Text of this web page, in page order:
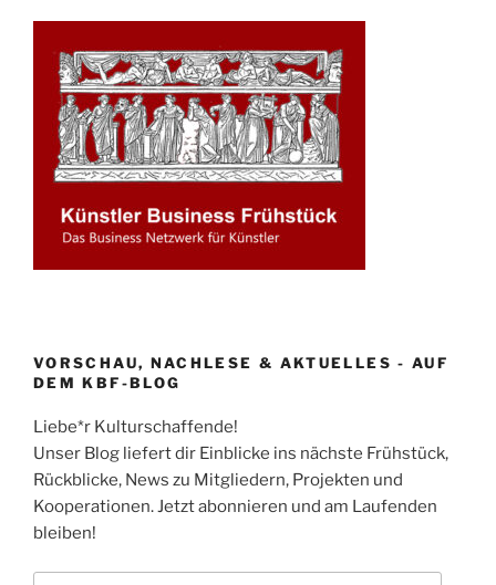
VORSCHAU, NACHLESE & AKTUELLES - AUF
DEM KBF-BLOG
Liebe*r Kulturschaffende!
Unser Blog liefert dir Einblicke ins nächste Frühstück,
Rückblicke, News zu Mitgliedern, Projekten und
Kooperationen. Jetzt abonnieren und am Laufenden
bleiben!